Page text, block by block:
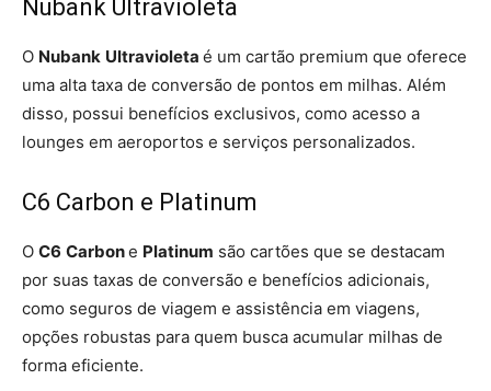
Nubank Ultravioleta
O Nubank Ultravioleta é um cartão premium que oferece
uma alta taxa de conversão de pontos em milhas. Além
disso, possui benefícios exclusivos, como acesso a
lounges em aeroportos e serviços personalizados.
C6 Carbon e Platinum
O C6 Carbone Platinum são cartões que se destacam
por suas taxas de conversão e benefícios adicionais,
como seguros de viagem e assistência em viagens,
opções robustas para quem busca acumular milhas de
forma eficiente.